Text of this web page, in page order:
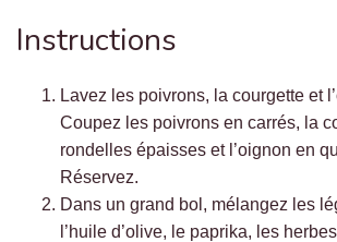
Instructions
Lavez les poivrons, la courgette et
Coupez les poivrons en carrés, la
rondelles épaisses et l’oignon en
Réservez.
Dans un grand bol, mélangez les
l’huile d’olive, le paprika, les